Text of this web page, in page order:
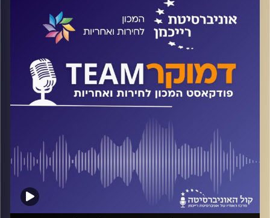
מתחבר לכאן הקיטוב הרגשי? על כל אלה ועוד משוחח ד"ר
חיים וייצמן עם פרופ' ישראל ויסמל-מנור
המכון לחירות ואחריות